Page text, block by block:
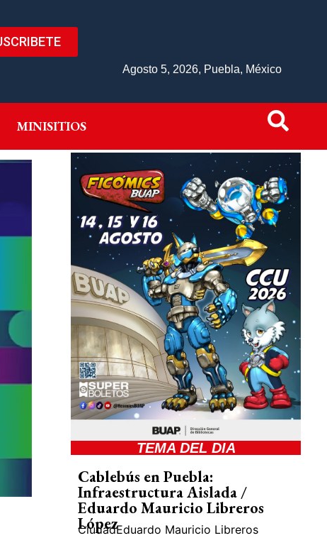
Agosto 5, 2026, Puebla, México
MINISITIOS
MINISITIOS
TEMA DEL DIA
Cablebús en Puebla:
Infraestructura Aislada /
Eduardo Mauricio Libreros
López
CiudadEduardo Mauricio Libreros